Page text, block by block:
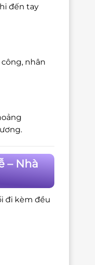
đến tay
nhân
– Nhà
đi kèm đều